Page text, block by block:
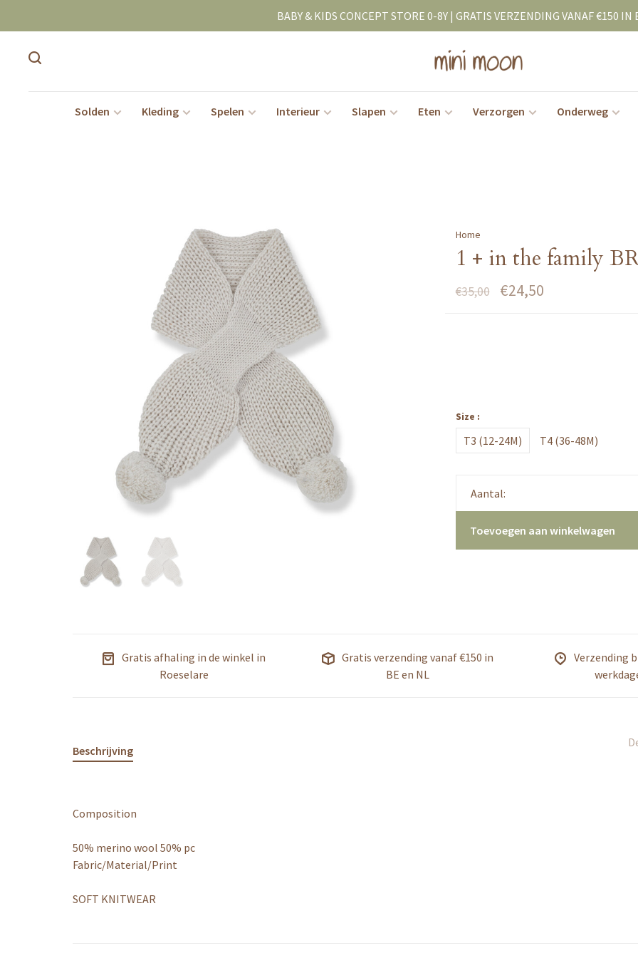
BABY & KIDS CONCEPT STORE 0-8Y | GRATIS VERZENDING VANAF €150 IN
Solden Kleding Spelen Interieur Slapen Eten Verzorgen Onderweg
Home
1 + in the family
€35,00 €24,50
Size :
T3 (12-24M) T4 (36-48M)
Aantal:
Toevoegen aan winkelwagen
Gratis afhaling in de winkel in
Roeselare
Gratis verzending vanaf €150 in
BE en NL
Verzending
Beschrijving
Composition
50% merino wool 50% pc
Fabric/Material/Print
SOFT KNITWEAR